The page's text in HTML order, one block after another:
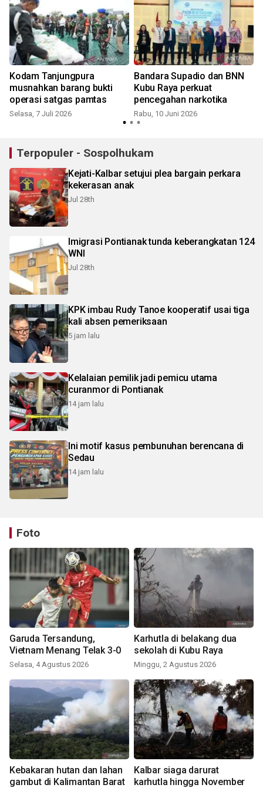
Kodam Tanjungpura
musnahkan barang bukti
operasi satgas pamtas
Selasa, 7 Juli 2026
Bandara Supadio dan BNN
Kubu Raya perkuat
pencegahan narkotika
Rabu, 10 Juni 2026
Terpopuler - Sospolhukam
Kejati-Kalbar setujui plea bargain perkara
kekerasan anak
Jul 28th
Imigrasi Pontianak tunda keberangkatan 124
WNI
Jul 28th
KPK imbau Rudy Tanoe kooperatif usai tiga
kali absen pemeriksaan
5 jam lalu
Kelalaian pemilik jadi pemicu utama
curanmor di Pontianak
14 jam lalu
Ini motif kasus pembunuhan berencana di
Sedau
14 jam lalu
Foto
Garuda Tersandung,
Vietnam Menang Telak 3-0
Selasa, 4 Agustus 2026
Karhutla di belakang dua
sekolah di Kubu Raya
Minggu, 2 Agustus 2026
Kebakaran hutan dan lahan
gambut di Kalimantan Barat
Kalbar siaga darurat
karhutla hingga November